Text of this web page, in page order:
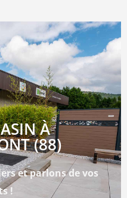
À
(88)
et parlons de vos
!